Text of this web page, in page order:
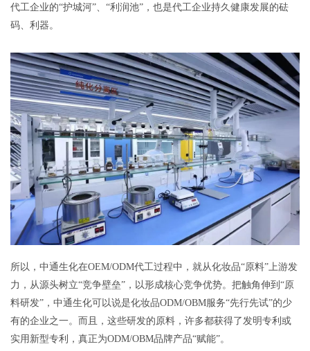
代工企业的“护城河”、“利润池”，也是代工企业持久健康发展的砝
码、利器。
所以，中通生化在OEM/ODM代工过程中，就从化妆品“原料”上游发
力，从源头树立“竞争壁垒”，以形成核心竞争优势。把触角伸到“原
料研发”，中通生化可以说是化妆品ODM/OBM服务“先行先试”的少
有的企业之一。而且，这些研发的原料，许多都获得了发明专利或
实用新型专利，真正为ODM/OBM品牌产品“赋能”。